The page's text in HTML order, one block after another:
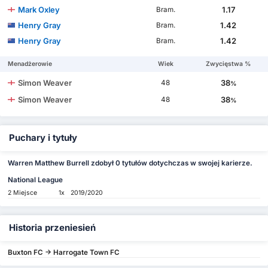
Mark Oxley
Bram.
1.17
Henry Gray
Bram.
1.42
Henry Gray
Bram. 1.42
Menadżerowie Wiek Zwycięstwa %
Simon Weaver 48 38%
Simon Weaver 48 38%
Puchary i tytuły
Warren Matthew Burrell zdobył 0 tytułów dotychczas w swojej karierze.
National League
2 Miejsce 1x 2019/2020
Historia przeniesień
Buxton FC -> Harrogate Town FC